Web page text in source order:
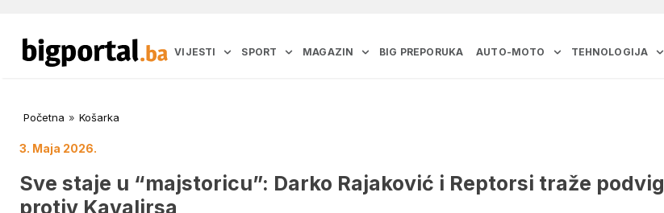
VIJESTI SPORT MAGAZIN BIG PREPORUKA AUTO-MOTO TEHNOLOGIJA
Početna » Košarka
3. Maja 2026.
Sve staje u “majstoricu”: Darko Rajaković i Reptorsi traže podvig
protiv Kavalirsa